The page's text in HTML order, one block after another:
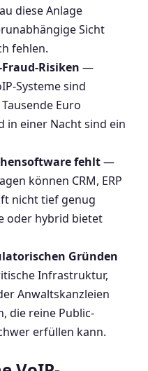
diese Anlage
Sicht
fehlen.
Risiken —
Systeme sind
Euro
in einer Nacht sind ein
fehlt—
können CRM, ERP
nicht tief genug
oder hybrid bietet
Gründen
Infrastruktur,
Anwaltskanzleien
die reine Public-
erfüllen kann.